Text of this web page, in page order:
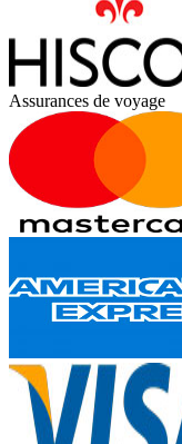
Assurances de voyage